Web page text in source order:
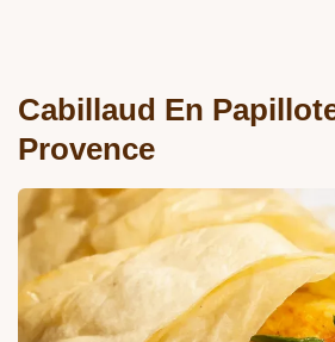
Cabillaud En
Provence